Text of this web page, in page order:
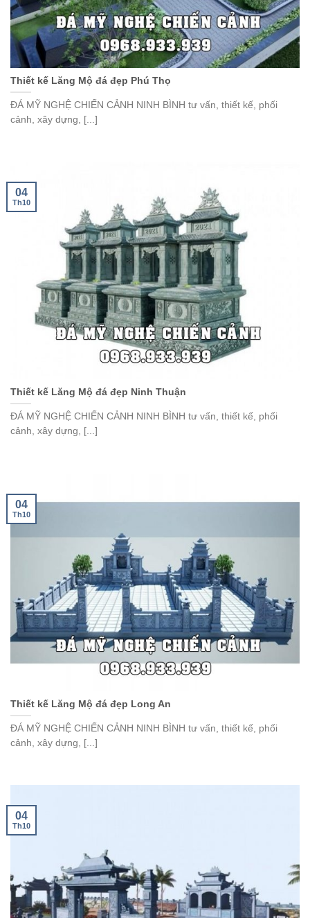
Thiết kế Lăng Mộ đá đẹp Phú Thọ
ĐÁ MỸ NGHỆ CHIẾN CẢNH NINH BÌNH tư vấn, thiết kế, phối
cảnh, xây dựng, [...]
Thiết kế Lăng Mộ đá đẹp Ninh Thuận
ĐÁ MỸ NGHỆ CHIẾN CẢNH NINH BÌNH tư vấn, thiết kế, phối
cảnh, xây dựng, [...]
04
Th10
Thiết kế Lăng Mộ đá đẹp Long An
ĐÁ MỸ NGHỆ CHIẾN CẢNH NINH BÌNH tư vấn, thiết kế, phối
cảnh, xây dựng, [...]
04
Th10
04
Th10